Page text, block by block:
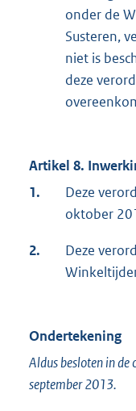
onder de
Susteren,
niet is
deze
Artikel 8.
1.
Deze
oktober
2.
Deze
Ondertekening
Aldus besloten in de
september 2013.